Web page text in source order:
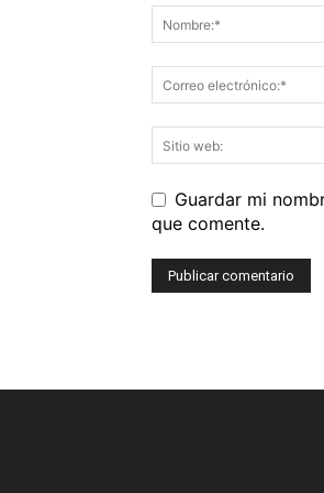
Guardar mi
que comente.